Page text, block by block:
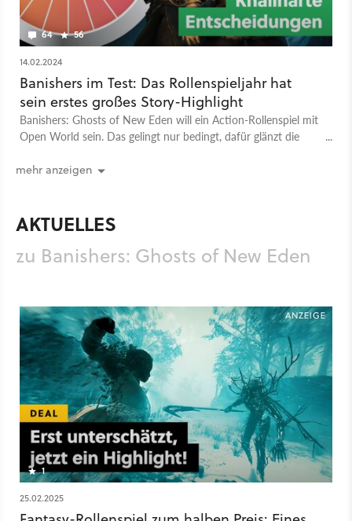
64 56
14.02.2024
Banishers im Test: Das Rollenspieljahr hat
sein erstes großes Story-Highlight
Banishers: Ghosts of New Eden will ein Action-Rollenspiel mit
Open World sein. Das gelingt nur bedingt, dafür glänzt die
mehr anzeigen
AKTUELLES
zu Banishers: Ghosts of New Eden
1
25.02.2025